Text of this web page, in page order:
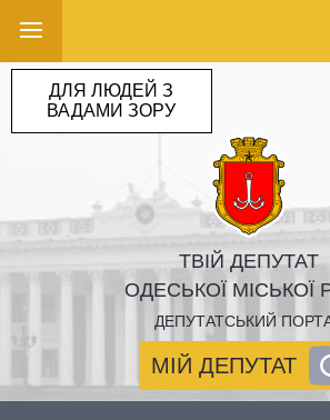
ТВІЙ ДЕПУТАТ
ОДЕСЬКОЇ МІСЬКОЇ
ДЕПУТАТСЬКИЙ
МІЙ ДЕПУТАТ
ДЛЯ ЛЮДЕЙ З
ВАДАМИ ЗОРУ